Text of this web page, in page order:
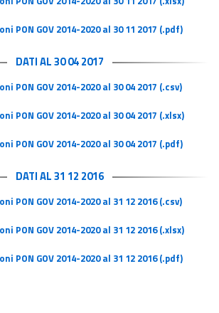
PON GOV 2014-2020 al 30 11 2017 (.pdf)
DATI AL 30 04 2017
PON GOV 2014-2020 al 30 04 2017 (.csv)
PON GOV 2014-2020 al 30 04 2017 (.xlsx)
PON GOV 2014-2020 al 30 04 2017 (.pdf)
DATI AL 31 12 2016
PON GOV 2014-2020 al 31 12 2016 (.csv)
PON GOV 2014-2020 al 31 12 2016 (.xlsx)
PON GOV 2014-2020 al 31 12 2016 (.pdf)